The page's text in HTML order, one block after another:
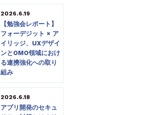
2026.6.19
【勉強会レポート】
フォーデジット × ア
イリッジ、UXデザイ
ンとOMO領域におけ
る連携強化への取り
組み
2026.6.18
アプリ開発のセキュ